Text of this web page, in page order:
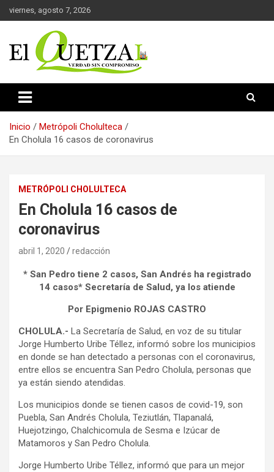
Saltar
al
viernes, agosto 7, 2026
El Quetzal de Cholula
Inicio
Metrópoli Cholulteca
En Cholula 16 casos de coronavirus
METRÓPOLI CHOLULTECA
En Cholula 16 casos de
coronavirus
abril 1, 2020 redacción
* San Pedro tiene 2 casos, San Andrés ha registrado
14 casos* Secretaría de Salud, ya los atiende
Por Epigmenio ROJAS CASTRO
CHOLULA.- La Secretaría de Salud, en voz de su titular
Jorge Humberto Uribe Téllez, informó sobre los municipios
en donde se han detectado a personas con el coronavirus,
entre ellos se encuentra San Pedro Cholula, personas que
ya están siendo atendidas.
Los municipios donde se tienen casos de covid-19, son
Puebla, San Andrés Cholula, Teziutlán, Tlapanalá,
Huejotzingo, Chalchicomula de Sesma e Izúcar de
Matamoros y San Pedro Cholula.
Jorge Humberto Uribe Téllez, informó que para un mejor